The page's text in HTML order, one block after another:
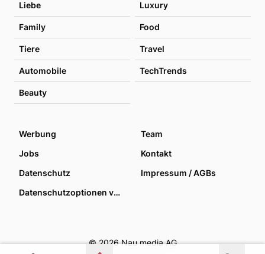
Liebe Luxury
Family Food
Tiere Travel
Automobile TechTrends
Beauty
Werbung
Team
Jobs
Kontakt
Datenschutz
Impressum / AGBs
Datenschutzoptionen verwalten
© 2026 Nau media AG